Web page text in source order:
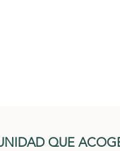
QUE